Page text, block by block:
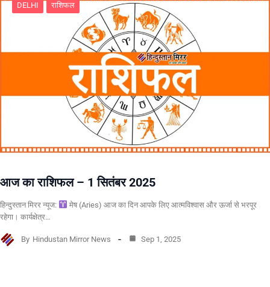
DELHI राशिफल
आज का राशिफल – 1 सितंबर 2025
हिन्दुस्तान मिरर न्यूज:
मेष (Aries) आज का दिन आपके लिए आत्मविश्वास और ऊर्जा से भरपूर
रहेगा। कार्यक्षेत्र…
By Hindustan Mirror News Sep 1, 2025